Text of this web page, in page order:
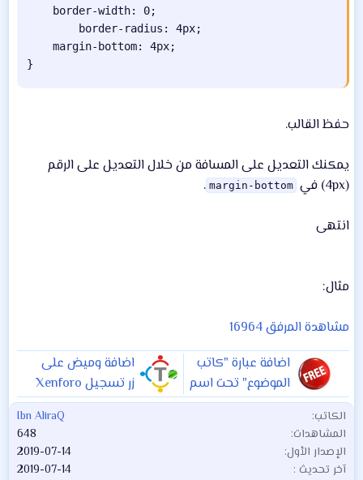
border-width: 0;
border-radius : 4px;
margin-bottom: 4px;
}
حفظ القالب.
يمكنك التعديل على المسافة من خلال التعديل على الرقم
(4px) في
margin-bottom
.
انتهى
مثال:
مشاهدة المرفق 16964
اضافة عبارة "كاتب
الموضوع" تحت اسم
العضو صاحب
اضافة وميض على
زر تسجيل Xenforo
2.x1.0.0
الكاتب
Ibn AliraQ
المشاهدات
648
الإصدار الأول
2019-07-14
آخر تحديث
2019-07-14